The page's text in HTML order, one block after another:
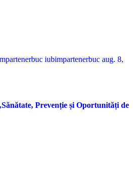
iubimpartenerbuc aug. 8,
Prevenție și Oportunități de